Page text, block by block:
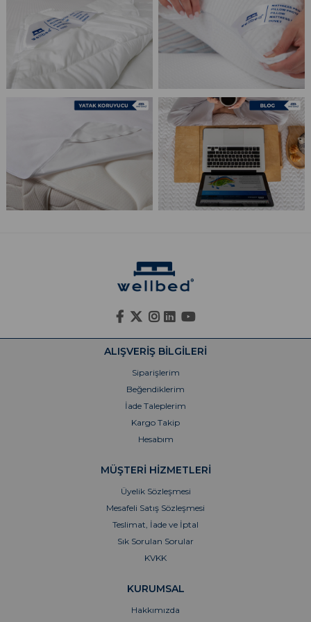
ALIŞVERİŞ BİLGİLERİ
Siparişlerim
Beğendiklerim
İade Taleplerim
Kargo Takip
Hesabım
MÜŞTERİ HİZMETLERİ
Üyelik Sözleşmesi
Mesafeli Satış Sözleşmesi
Teslimat, İade ve İptal
Sık Sorulan Sorular
KVKK
KURUMSAL
Hakkımızda